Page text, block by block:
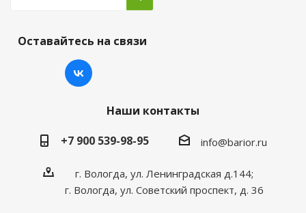
Оставайтесь на связи
Наши контакты
+7 900 539-98-95
info@barior.ru
г. Вологда, ул. Ленинградская д.144;
г. Вологда, ул. Советский проспект, д. 36